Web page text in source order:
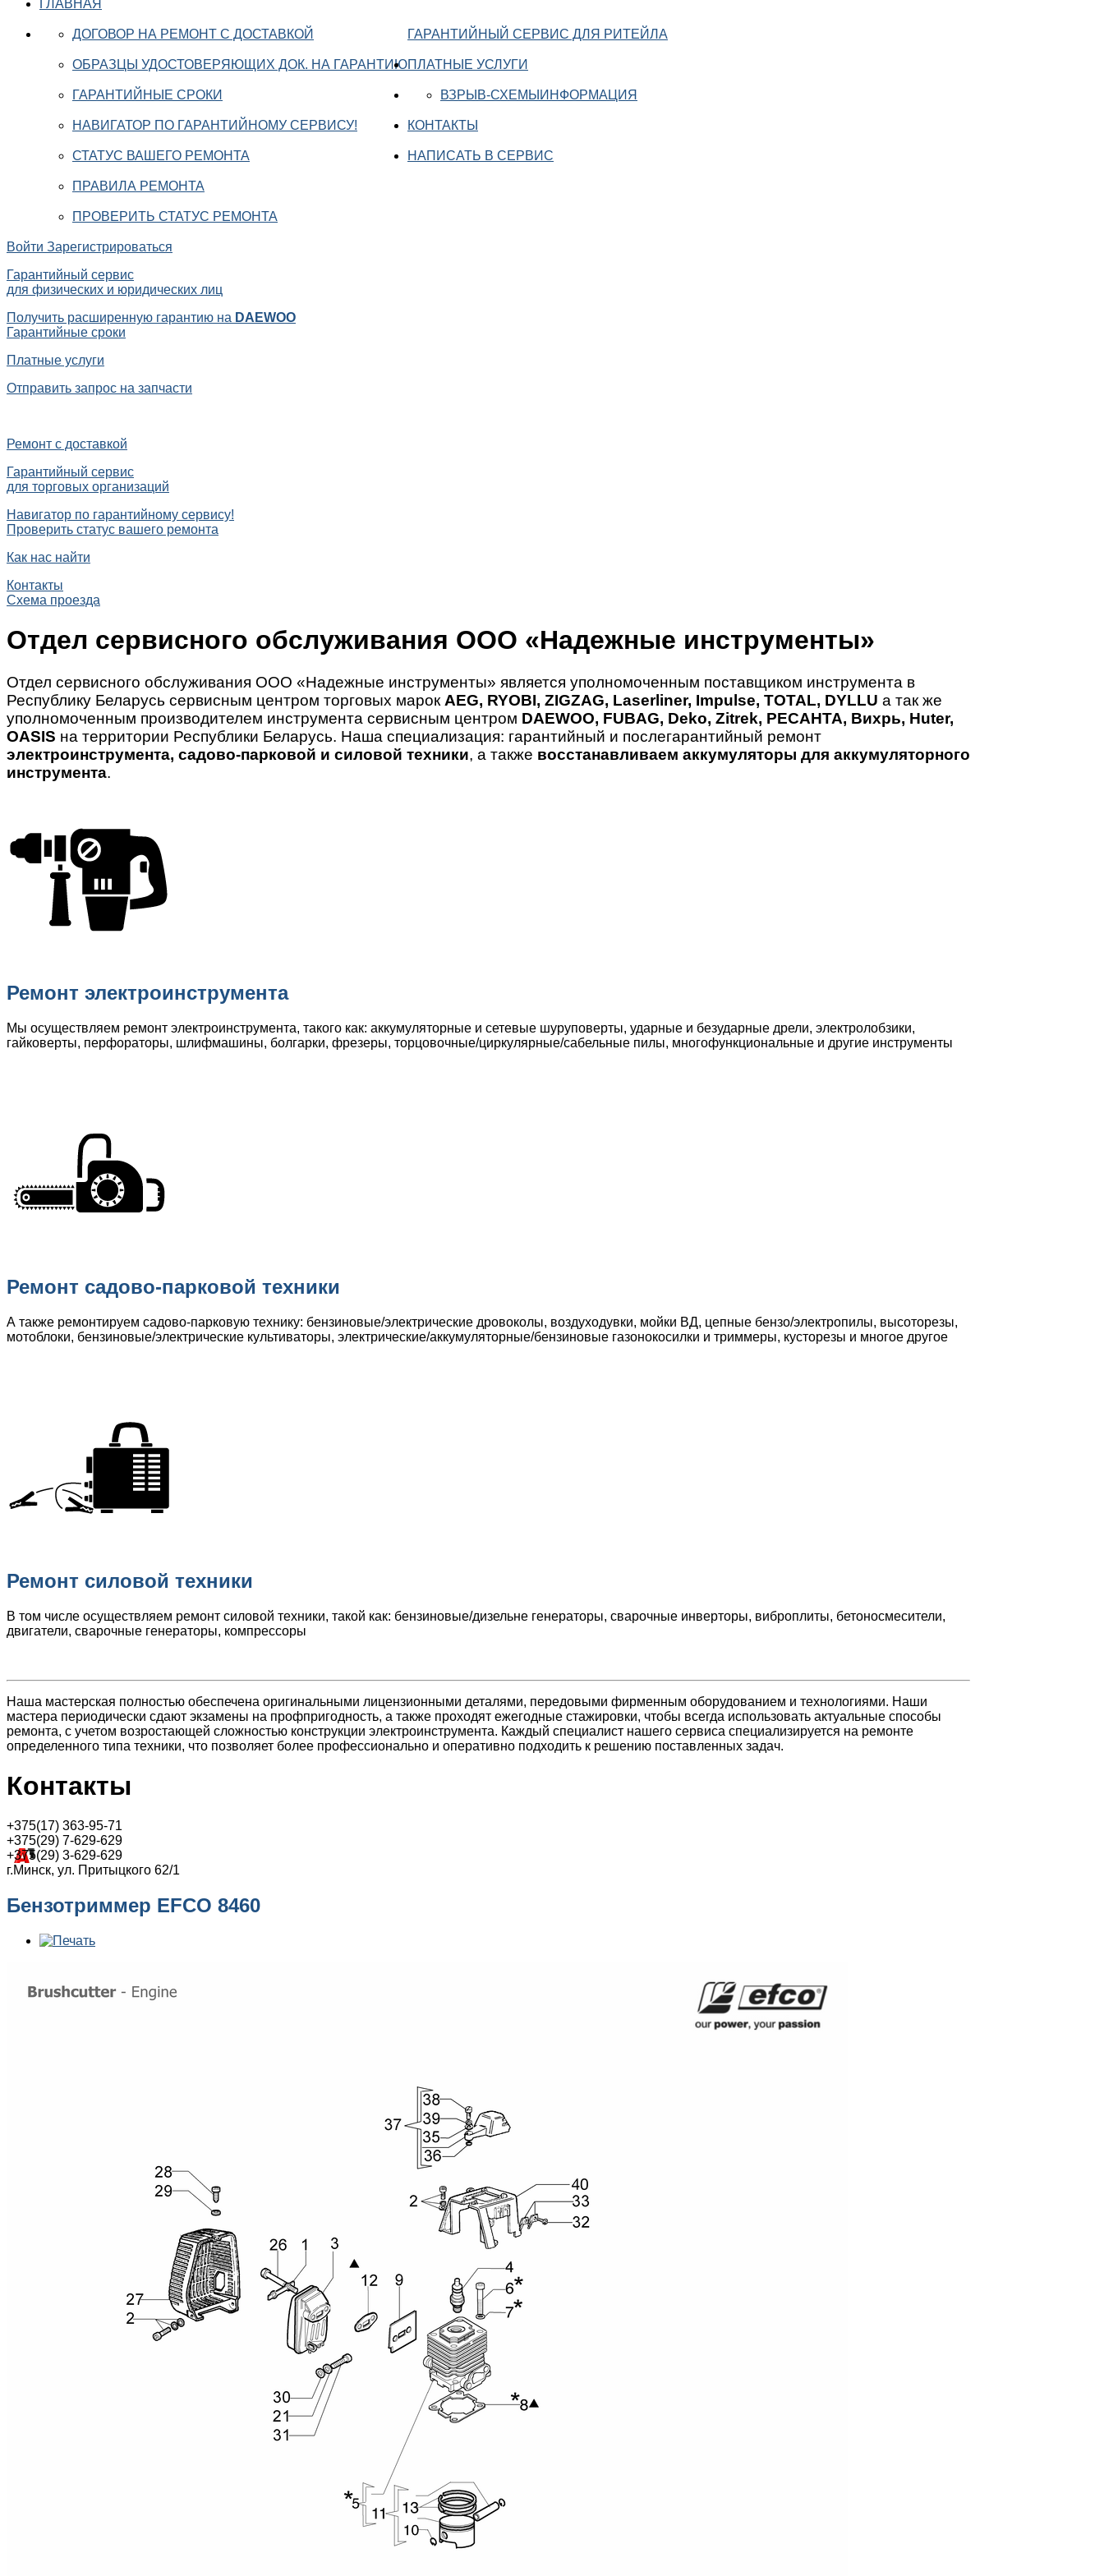
ГЛАВНАЯ
ГАРАНТИЙНЫЙ СЕРВИС ДЛЯ РИТЕЙЛА
ДОГОВОР НА РЕМОНТ С ДОСТАВКОЙ
ОБРАЗЦЫ УДОСТОВЕРЯЮЩИХ ДОК. НА ГАРАНТИЮ
ГАРАНТИЙНЫЕ СРОКИ
НАВИГАТОР ПО ГАРАНТИЙНОМУ СЕРВИСУ!
СТАТУС ВАШЕГО РЕМОНТА
ПРАВИЛА РЕМОНТА
ПРОВЕРИТЬ СТАТУС РЕМОНТА
ПЛАТНЫЕ УСЛУГИ
ИНФОРМАЦИЯ
ВЗРЫВ-СХЕМЫ
КОНТАКТЫ
НАПИСАТЬ В СЕРВИС
Войти Зарегистрироваться
Гарантийный сервис
для физических и юридических лиц
Получить расширенную гарантию на DAEWOO
Гарантийные сроки
Платные услуги
Отправить запрос на запчасти
Ремонт с доставкой
Гарантийный сервис
для торговых организаций
Навигатор по гарантийному сервису!
Проверить статус вашего ремонта
Как нас найти
Контакты
Схема проезда
Отдел сервисного обслуживания ООО «Надежные инструменты»
Отдел сервисного обслуживания ООО «Надежные инструменты» является уполномоченным поставщиком инструмента в
Республику Беларусь сервисным центром торговых марок AEG, RYOBI, ZIGZAG, Laserliner, Impulse, TOTAL, DYLLU а так же
уполномоченным производителем инструмента сервисным центром DAEWOO, FUBAG, Deko, Zitrek, РЕСАНТА, Вихрь, Huter,
OASIS на территории Республики Беларусь. Наша специализация: гарантийный и послегарантийный ремонт
электроинструмента, садово-парковой и силовой техники, а также восстанавливаем аккумуляторы для аккумуляторного
инструмента.
Ремонт электроинструмента
Мы осуществляем ремонт электроинструмента, такого как: аккумуляторные и сетевые шуруповерты, ударные и безударные дрели, электролобзики,
гайковерты, перфораторы, шлифмашины, болгарки, фрезеры, торцовочные/циркулярные/сабельные пилы, многофункциональные и другие инструменты
Ремонт садово-парковой техники
А также ремонтируем садово-парковую технику: бензиновые/электрические дровоколы, воздуходувки, мойки ВД, цепные бензо/электропилы, высоторезы,
мотоблоки, бензиновые/электрические культиваторы, электрические/аккумуляторные/бензиновые газонокосилки и триммеры, кусторезы и многое другое
Ремонт силовой техники
В том числе осуществляем ремонт силовой техники, такой как: бензиновые/дизельне генераторы, сварочные инверторы, виброплиты, бетоносмесители,
двигатели, сварочные генераторы, компрессоры
Наша мастерская полностью обеспечена оригинальными лицензионными деталями, передовыми фирменным оборудованием и технологиями. Наши
мастера периодически сдают экзамены на профпригодность, а также проходят ежегодные стажировки, чтобы всегда использовать актуальные способы
ремонта, с учетом возростающей сложностью конструкции электроинструмента. Каждый специалист нашего сервиса специализируется на ремонте
определенного типа техники, что позволяет более профессионально и оперативно подходить к решению поставленных задач.
Контакты
+375(17) 363-95-71
+375(29) 7-629-629
+375(29) 3-629-629
г.Минск, ул. Притыцкого 62/1
Бензотриммер EFCO 8460